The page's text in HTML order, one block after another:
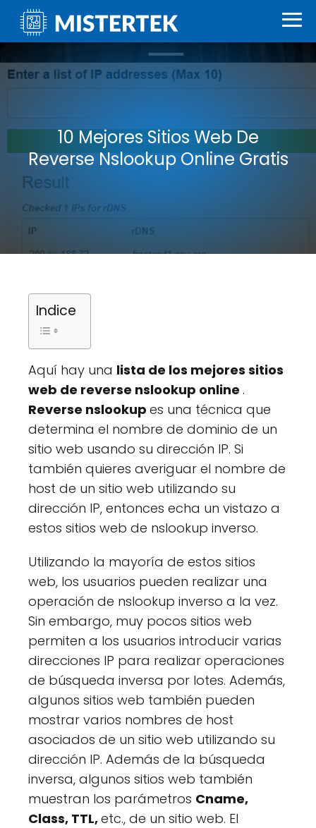
10 Mejores Sitios Web De
Reverse Nslookup Online Gratis
Indice
Aquí hay una lista de los mejores sitios
web de reverse nslookup online .
Reverse nslookup es una técnica que
determina el nombre de dominio de un
sitio web usando su dirección IP. Si
también quieres averiguar el nombre de
host de un sitio web utilizando su
dirección IP, entonces echa un vistazo a
estos sitios web de nslookup inverso.
Utilizando la mayoría de estos sitios
web, los usuarios pueden realizar una
operación de nslookup inverso a la vez.
Sin embargo, muy pocos sitios web
permiten a los usuarios introducir varias
direcciones IP para realizar operaciones
de búsqueda inversa por lotes. Además,
algunos sitios web también pueden
mostrar varios nombres de host
asociados de un sitio web utilizando su
dirección IP. Además de la búsqueda
inversa, algunos sitios web también
muestran los parámetros Cname,
Class, TTL,etc., de un sitio web. El